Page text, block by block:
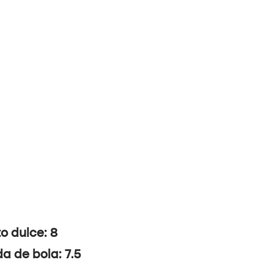
dulce: 8
de bola: 7.5